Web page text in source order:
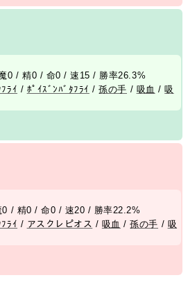
0 / 精0 / 命0 / 速15 / 勝率26.3%
ﾗｲ / ﾎﾟｲｽﾞﾝﾊﾞﾀﾌﾗｲ /孫の手 / 吸血 /吸
/ 精0 / 命0 / 速20 / 勝率22.2%
ﾗｲ / アスクレピオス / 吸血 /孫の手 / 吸